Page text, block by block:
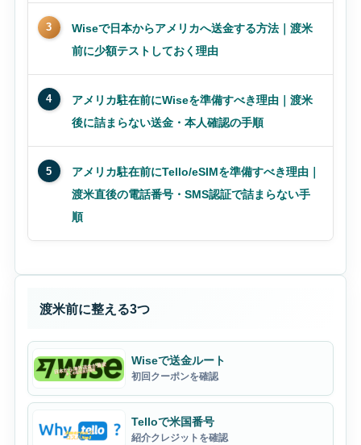
3
Wiseで日本からアメリカへ送金する方法｜渡米
前に少額テストしておく理由
4
アメリカ駐在前にWiseを準備すべき理由｜渡米
後に詰まらない送金・本人確認の手順
5
アメリカ駐在前にTello/eSIMを準備すべき理由｜
渡米直後の電話番号・SMS認証で詰まらない手
順
渡米前に整える3つ
Wiseで送金ルート
初回クーポンを確認
Telloで米国番号
紹介クレジットを確認